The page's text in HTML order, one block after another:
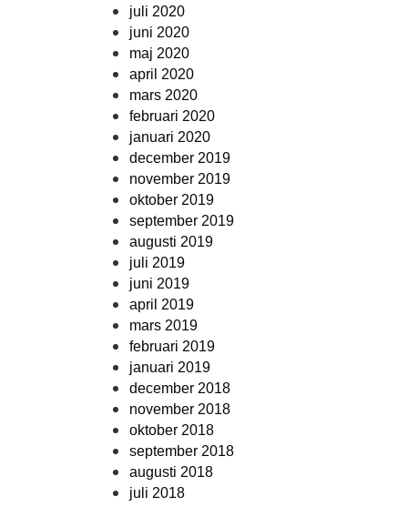
juli 2020
juni 2020
maj 2020
april 2020
mars 2020
februari 2020
januari 2020
december 2019
november 2019
oktober 2019
september 2019
augusti 2019
juli 2019
juni 2019
april 2019
mars 2019
februari 2019
januari 2019
december 2018
november 2018
oktober 2018
september 2018
augusti 2018
juli 2018